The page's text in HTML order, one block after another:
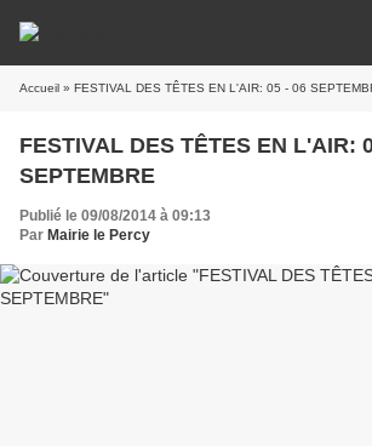
Accueil » FESTIVAL DES TÊTES EN L'AIR: 05 - 06
FESTIVAL DES TÊTES EN L'AIR:
SEPTEMBRE
Publié le 09/08/2014 à 09:13
Par Mairie le Percy